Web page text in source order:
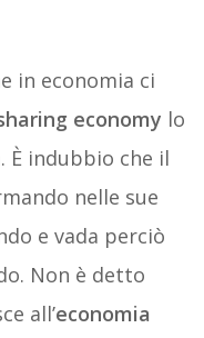
in economia ci
economy lo
È indubbio che il
nelle sue
e vada perciò
Non è detto
all’economia